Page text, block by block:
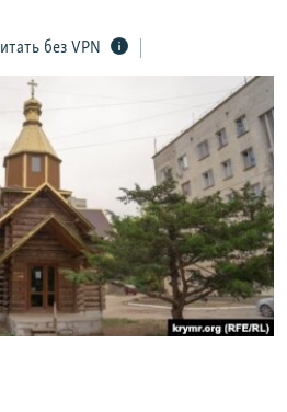
без VPN